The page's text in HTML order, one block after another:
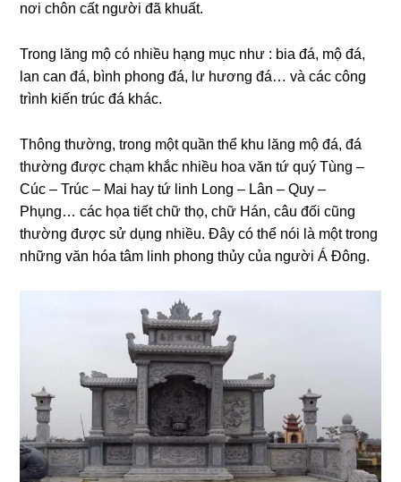
nơi chôn cất người đã khuất.
Trong lăng mộ có nhiều hạng mục như : bia đá, mộ đá,
lan can đá, bình phong đá, lư hương đá… và các công
trình kiến trúc đá khác.
Thông thường, trong một quần thể khu lăng mộ đá, đá
thường được chạm khắc nhiều hoa văn tứ quý Tùng –
Cúc – Trúc – Mai hay tứ linh Long – Lân – Quy –
Phụng… các họa tiết chữ thọ, chữ Hán, câu đối cũng
thường được sử dụng nhiều. Đây có thể nói là một trong
những văn hóa tâm linh phong thủy của người Á Đông.